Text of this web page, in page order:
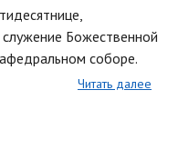
Божественной
соборе.
Читать далее